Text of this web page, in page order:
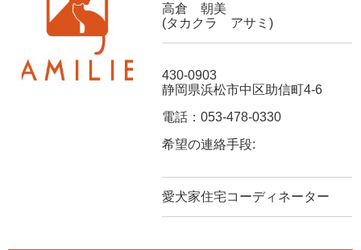
高倉 朝美
(タカクラ アサミ)
430-0903
静岡県浜松市中区助信町4-6
電話：053-478-0330
希望の連絡手段:
愛犬家住宅コーディネーター